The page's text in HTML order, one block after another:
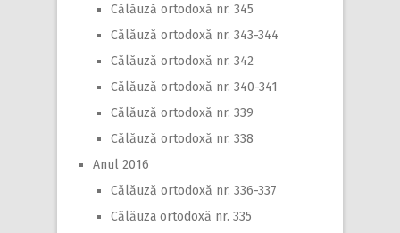
Călăuză ortodoxă nr. 345
Călăuză ortodoxă nr. 343-344
Călăuză ortodoxă nr. 342
Călăuză ortodoxă nr. 340-341
Călăuză ortodoxă nr. 339
Călăuză ortodoxă nr. 338
Anul 2016
Călăuză ortodoxă nr. 336-337
Călăuza ortodoxă nr. 335